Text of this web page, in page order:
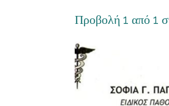
Προβολή 1 από 1